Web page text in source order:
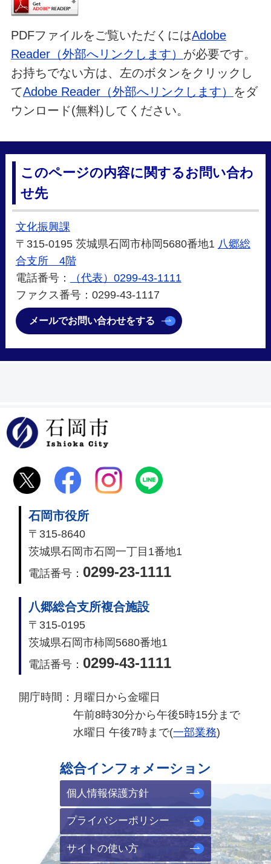
PDFファイルをご覧いただくにはAdobe
Reader（外部へリンクします） が必要です。
お持ちでない方は、左のボタンをクリックし
てAdobe Reader（外部へリンクします） をダ
ウンロード(無料)してください。
このページの内容に関するお問い合わ
せ先
文化振興課
〒315-0195 茨城県石岡市柿岡5680番地1 八郷総
合支所 4階
電話番号：
（代表）0299-43-1111
ファクス番号：0299-43-1117
メールでお問い合わせをする
石岡市役所
〒315-8640
茨城県石岡市石岡一丁目1番地1
電話番号： 0299-23-1111
八郷総合支所複合施設
〒315-0195
茨城県石岡市柿岡5680番地1
電話番号： 0299-43-1111
開庁時間： 月曜日から金曜日
午前8時30分から午後5時15分まで
水曜日 午後7時まで(一部業務)
総合インフォメーション
個人情報保護方針
プライバシーポリシー
サイトの使い方